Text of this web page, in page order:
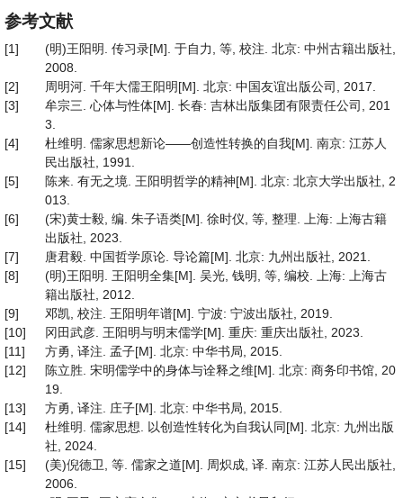
参考文献
[1]
(明)王阳明. 传习录[M]. 于自力, 等, 校注. 北京: 中州古籍出版社,
2008.
[2]
周明河. 千年大儒王阳明[M]. 北京: 中国友谊出版公司, 2017.
[3]
牟宗三. 心体与性体[M]. 长春: 吉林出版集团有限责任公司, 201
3.
[4]
杜维明. 儒家思想新论——创造性转换的自我[M]. 南京: 江苏人
民出版社, 1991.
[5]
陈来. 有无之境. 王阳明哲学的精神[M]. 北京: 北京大学出版社, 2
013.
[6]
(宋)黄士毅, 编. 朱子语类[M]. 徐时仪, 等, 整理. 上海: 上海古籍
出版社, 2023.
[7]
唐君毅. 中国哲学原论. 导论篇[M]. 北京: 九州出版社, 2021.
[8]
(明)王阳明. 王阳明全集[M]. 吴光, 钱明, 等, 编校. 上海: 上海古
籍出版社, 2012.
[9]
邓凯, 校注. 王阳明年谱[M]. 宁波: 宁波出版社, 2019.
[10]
冈田武彦. 王阳明与明末儒学[M]. 重庆: 重庆出版社, 2023.
[11]
方勇, 译注. 孟子[M]. 北京: 中华书局, 2015.
[12]
陈立胜. 宋明儒学中的身体与诠释之维[M]. 北京: 商务印书馆, 20
19.
[13]
方勇, 译注. 庄子[M]. 北京: 中华书局, 2015.
[14]
杜维明. 儒家思想. 以创造性转化为自我认同[M]. 北京: 九州出版
社, 2024.
[15]
(美)倪德卫, 等. 儒家之道[M]. 周炽成, 译. 南京: 江苏人民出版社,
2006.